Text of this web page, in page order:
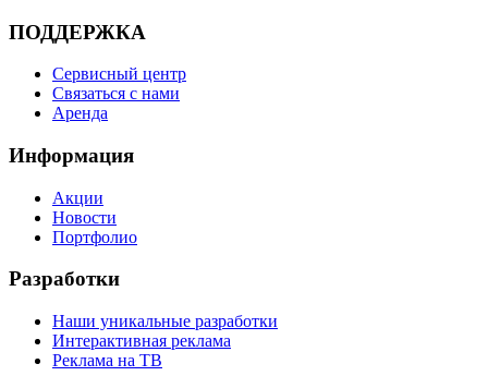
ПОДДЕРЖКА
Сервисный центр
Связаться с нами
Аренда
Информация
Акции
Новости
Портфолио
Разработки
Наши уникальные разработки
Интерактивная реклама
Реклама на ТВ